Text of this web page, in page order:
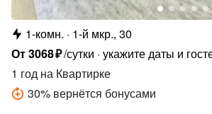
1-комн.
1-й мкр., 30
От3068₽/сутки укажите даты и
1 год на Квартирке
30% вернётся бонусами